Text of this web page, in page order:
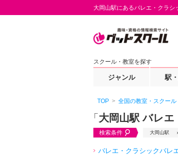
大岡山駅にあるバレエ・クラシ
スクール・教室を探す
ジャンル 駅
TOP 全国の教室・スクール
「 大岡山駅 バレ
検索条件 大岡山駅
バレエ・クラシックバレ